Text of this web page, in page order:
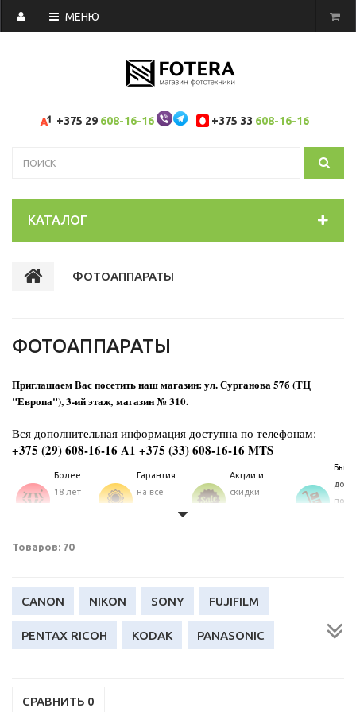
МЕНЮ
+375 29 608-16-16 +375 33 608-16-16
КАТАЛОГ
ФОТОАППАРАТЫ
ФОТОАППАРАТЫ
Приглашаем Вас посетить наш магазин: ул. Сурганова 57б (ТЦ
"Европа"), 3-ий этаж, магазин № 310.
Вся дополнительная информация доступна по телефонам:
+375 (29) 608-16-16 A1 +375 (33) 608-16-16 MTS
Более
18 лет
Гарантия
на все
Акции и
скидки
по
Уточняйте пожалуйста, наличие товара по телефонам и
Товаров: 70
CANON NIKON SONY FUJIFILM
PENTAX RICOH KODAK PANASONIC
LEICA OLYMPUS
СРАВНИТЬ 0